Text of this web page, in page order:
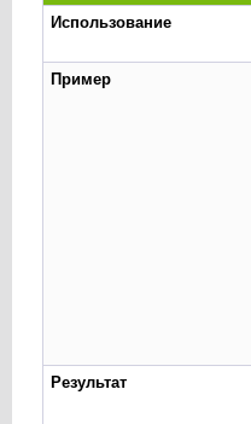
Использование
Пример
Результат